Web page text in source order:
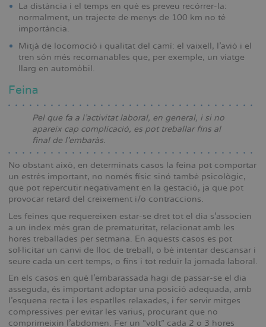
La distància i el temps en què es preveu recórrer-la:
normalment, un trajecte de menys de 100 km no té
importància.
Mitjà de locomoció i qualitat del camí: el vaixell, l’avió i el
tren són més recomanables que, per exemple, un viatge
llarg en automòbil.
Feina
Pel que fa a l’activitat laboral, en general, i si no
apareix cap complicació, es pot treballar fins al
final de l’embaràs.
No obstant això, en determinats casos la feina pot comportar
un estrès important, no només físic sinó també psicològic,
que pot repercutir negativament en la gestació, ja que pot
provocar retard del creixement i/o contraccions.
Les feines que requereixen estar-se dret tot el dia s’associen
a un índex més gran de prematuritat, relacionat amb les
hores treballades per setmana. En aquests casos es pot
sol·licitar un canvi de lloc de treball, o bé intentar descansar i
seure cada un cert temps, o fins i tot reduir la jornada laboral.
En els casos en què l’embarassada hagi de passar-se el dia
asseguda, és important adoptar una posició adequada, amb
l’esquena recta i les espatlles relaxades, i fer servir mitges
compressives per evitar les varius, procurant que no
comprimeixin l’abdomen. Fer un “volt” cada 2 o 3 hores